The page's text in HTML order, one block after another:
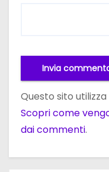
Questo sito
Scopri come
dai commenti.